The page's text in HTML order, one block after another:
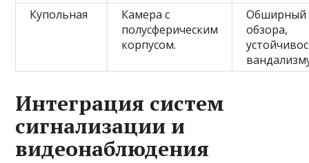
Купольная
Камера с
полусферическим
корпусом.
Обширный
обзора,
Интеграция систем
сигнализации и
видеонаблюдения